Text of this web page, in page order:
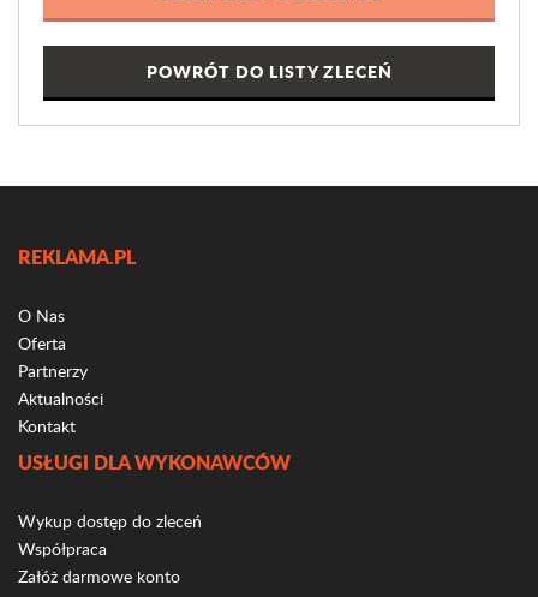
POWRÓT DO LISTY ZLECEŃ
REKLAMA.PL
O Nas
Oferta
Partnerzy
Aktualności
Kontakt
USŁUGI DLA WYKONAWCÓW
Wykup dostęp do zleceń
Współpraca
Załóż darmowe konto